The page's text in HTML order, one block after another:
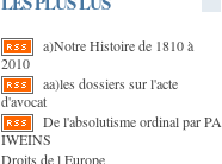
a)Notre Histoire de 1810 à
2010
aa)les dossiers sur l'acte
d'avocat
De l'absolutisme ordinal par PA
IWEINS
Droits de l Europe